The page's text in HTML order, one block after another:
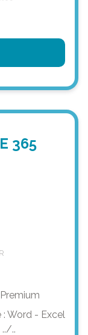
365
Word - Excel
..